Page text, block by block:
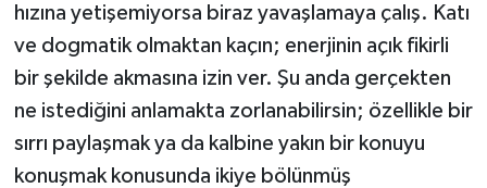
hızına yetişemiyorsa biraz yavaşlamaya çalış. Katı
ve dogmatik olmaktan kaçın; enerjinin açık fikirli
bir şekilde akmasına izin ver. Şu anda gerçekten
ne istediğini anlamakta zorlanabilirsin; özellikle bir
sırrı paylaşmak ya da kalbine yakın bir konuyu
konuşmak konusunda ikiye bölünmüş